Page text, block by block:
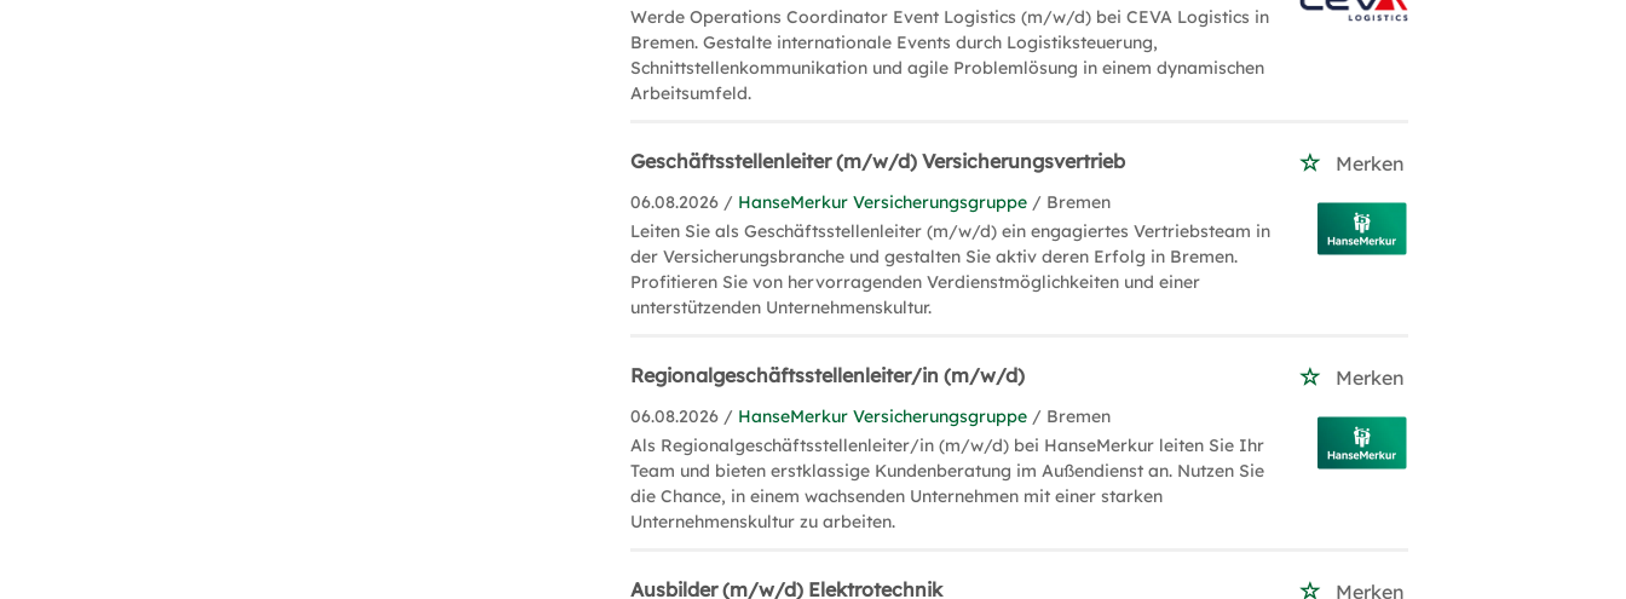
Werde Operations Coordinator Event Logistics (m/w/d) bei CEVA Logistics in
Bremen. Gestalte internationale Events durch Logistiksteuerung,
Schnittstellenkommunikation und agile Problemlösung in einem dynamischen
Arbeitsumfeld.
Geschäftsstellenleiter (m/w/d) Versicherungsvertrieb Merken
06.08.2026 / HanseMerkur Versicherungsgruppe / Bremen
Leiten Sie als Geschäftsstellenleiter (m/w/d) ein engagiertes Vertriebsteam in
der Versicherungsbranche und gestalten Sie aktiv deren Erfolg in Bremen.
Profitieren Sie von hervorragenden Verdienstmöglichkeiten und einer
unterstützenden Unternehmenskultur.
Regionalgeschäftsstellenleiter/in (m/w/d) Merken
06.08.2026 / HanseMerkur Versicherungsgruppe / Bremen
Als Regionalgeschäftsstellenleiter/in (m/w/d) bei HanseMerkur leiten Sie Ihr
Team und bieten erstklassige Kundenberatung im Außendienst an. Nutzen Sie
die Chance, in einem wachsenden Unternehmen mit einer starken
Unternehmenskultur zu arbeiten.
Ausbilder (m/w/d) Elektrotechnik Merken